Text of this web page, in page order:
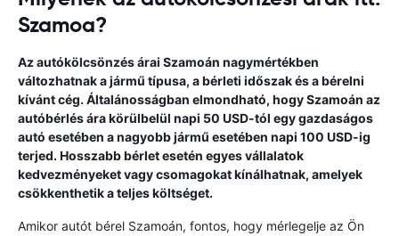
Szamoa?
Az autókölcsönzés árai Szamoán nagymértékben
változhatnak a jármű típusa, a bérleti időszak és a bérelni
kívánt cég. Általánosságban elmondható, hogy Szamoán az
autóbérlés ára körülbelül napi 50 USD-tól egy gazdaságos
autó esetében a nagyobb jármű esetében napi 100 USD-ig
terjed. Hosszabb bérlet esetén egyes vállalatok
kedvezményeket vagy csomagokat kínálhatnak, amelyek
csökkenthetik a teljes költséget.
Amikor autót bérel Szamoán, fontos, hogy mérlegelje az Ön